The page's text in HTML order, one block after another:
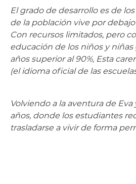
El grado de desarrollo es de
de la población vive por
Con recursos limitados, pero
educación de los niños y
años superior al 90%, Esta
(el idioma oficial de las
Volviendo a la aventura de
años, donde los estudiantes
trasladarse a vivir de forma